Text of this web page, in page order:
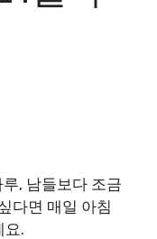
, 남들보다 조금
다면 매일 아침
요.